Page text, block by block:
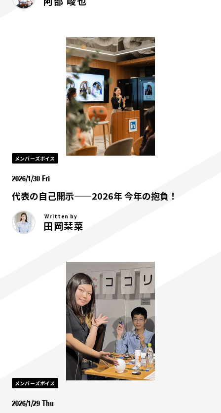
メンバーズボイス
2026/1/30 Fri
代表の自己開示——2026年 今年の抱負！
Written by
田岡栞菜
メンバーズボイス
2026/1/29 Thu